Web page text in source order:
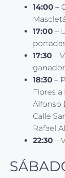
14:00 –
17:00 –
17:30 –
18:30 –
Flores
Alfonso
Calle
Rafael
22:30 –